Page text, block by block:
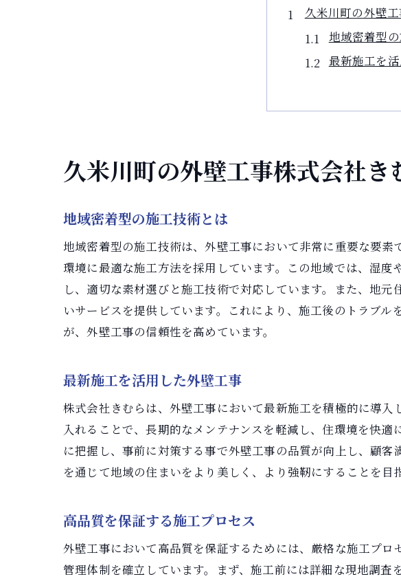
久米川町の外壁
地域密着型
最新施工を
高品質を保
熟練の職人
外壁工事で久米
地域の特性
都市の利便
地元の文化
持続可能な都
自然災害に
地域に根付
地域住民との
顧客満足度
実績豊富な
久米川町の外壁工事株式会社
地域密着型の施工技術とは
地域密着型の施工技術は、外壁工事において非常に重要な要
環境に最適な施工方法を採用しています。この地域では、湿
し、適切な素材選びと施工技術で対応しています。また、地
いサービスを提供しています。これにより、施工後のトラブ
が、外壁工事の信頼性を高めています。
最新施工を活用した外壁工事
株式会社きむらは、外壁工事において最新施工を積極的に導
入れることで、長期的なメンテナンスを軽減し、住環境を快
に把握し、事前に対策する事で外壁工事の品質が向上し、顧
を通じて地域の住まいをより美しく、より強靭にすることを目
高品質を保証する施工プロセス
外壁工事において高品質を保証するためには、厳格な施工プ
管理体制を確立しています。まず、施工前には詳細な現地調